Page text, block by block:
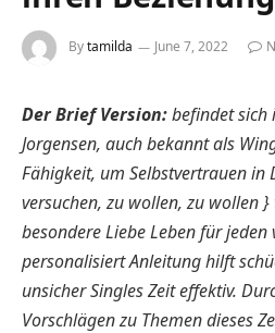
Bytamilda June 7, 2022
Der Brief Version:befindet sich
Jorgensen, auch bekannt als
Fähigkeit, um Selbstvertrauen in
versuchen, zu wollen, zu wollen
besondere Liebe Leben für jeden
personalisiert Anleitung hilft
unsicher Singles Zeit effektiv.
Vorschlägen zu Themen dieses